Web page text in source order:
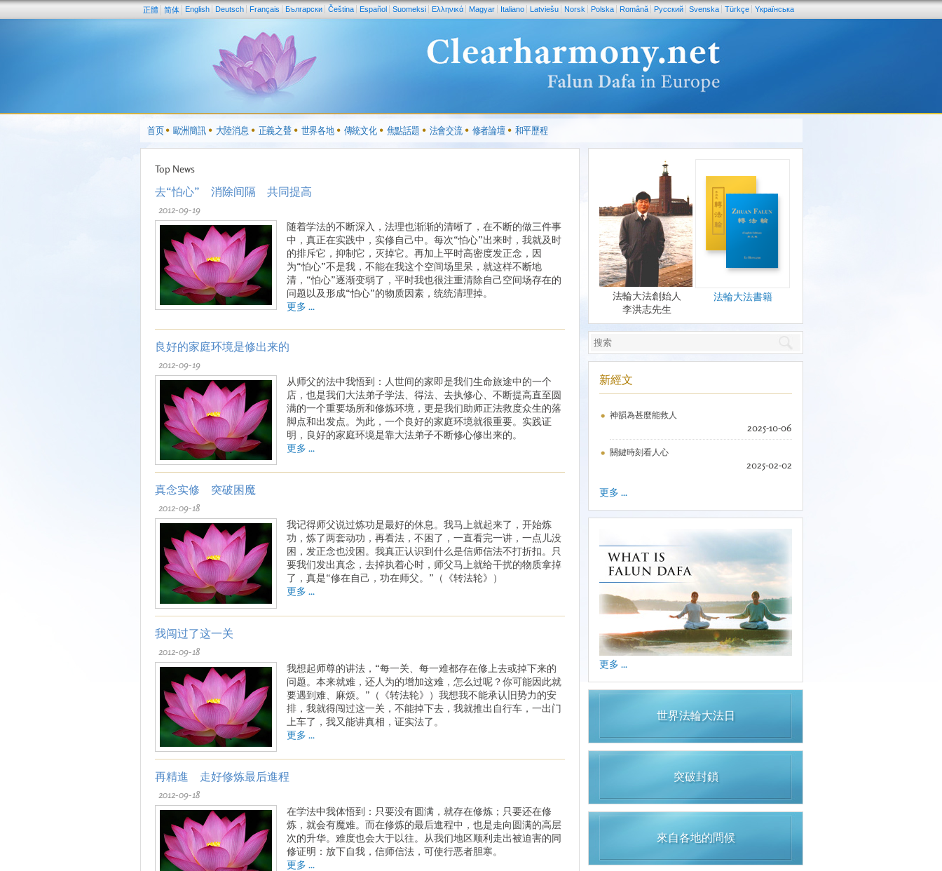
正體 简体 English Deutsch Français Български Čeština Español Suomeksi Ελληνικά Magyar Italiano Latviešu Norsk Polska Română Pусский Svenska Türkçe Yкраїнська
首页 歐洲簡訊 大陸消息 正義之聲 世界各地 傳統文化 焦點話題 法會交流 修者論壇 和平歷程
Top News
去“怕心” 消除间隔 共同提高
2012-09-19
随着学法的不断深入，法理也渐渐的清晰了，在不断的做三件事
中，真正在实践中，实修自己中。每次“怕心”出来时，我就及时
的排斥它，抑制它，灭掉它。再加上平时高密度发正念，因
为“怕心”不是我，不能在我这个空间场里呆，就这样不断地
清，“怕心”逐渐变弱了，平时我也很注重清除自己空间场存在的
问题以及形成“怕心”的物质因素，统统清理掉。
更多 ...
良好的家庭环境是修出来的
2012-09-19
从师父的法中我悟到：人世间的家即是我们生命旅途中的一个
店，也是我们大法弟子学法、得法、去执修心、不断提高直至圆
满的一个重要场所和修炼环境，更是我们助师正法救度众生的落
脚点和出发点。为此，一个良好的家庭环境就很重要。实践证
明，良好的家庭环境是靠大法弟子不断修心修出来的。
更多 ...
真念实修 突破困魔
2012-09-18
我记得师父说过炼功是最好的休息。我马上就起来了，开始炼
功，炼了两套动功，再看法，不困了，一直看完一讲，一点儿没
困，发正念也没困。我真正认识到什么是信师信法不打折扣。只
要我们发出真念，去掉执着心时，师父马上就给干扰的物质拿掉
了，真是“修在自己，功在师父。”（《转法轮》）
更多 ...
我闯过了这一关
2012-09-18
我想起师尊的讲法，“每一关、每一难都存在修上去或掉下来的
问题。本来就难，还人为的增加这难，怎么过呢？你可能因此就
要遇到难、麻烦。”（《转法轮》）我想我不能承认旧势力的安
排，我就得闯过这一关，不能掉下去，我就推出自行车，一出门
上车了，我又能讲真相，证实法了。
更多 ...
再精進 走好修炼最后進程
2012-09-18
在学法中我体悟到：只要没有圆满，就存在修炼；只要还在修
炼，就会有魔难。而在修炼的最后進程中，也是走向圆满的高层
次的升华。难度也会大于以往。从我们地区顺利走出被迫害的同
修证明：放下自我，信师信法，可使行恶者胆寒。
更多 ...
法輪大法創始人
李洪志先生
法輪大法書籍
新經文
神韻為甚麼能救人
2025-10-06
關鍵時刻看人心
2025-02-02
更多 ...
更多 ...
世界法輪大法日
突破封鎖
來自各地的問候